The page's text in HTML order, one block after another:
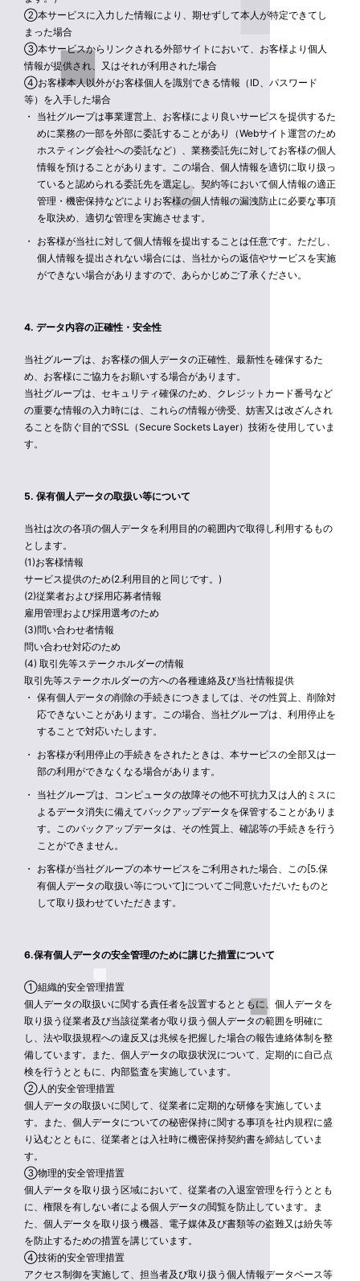
②本サービスに入力した情報により、期せずして本人が特定できてし
まった場合
③本サービスからリンクされる外部サイトにおいて、お客様より個人
情報が提供され、又はそれが利用された場合
④お客様本人以外がお客様個人を識別できる情報（ID、パスワード
等）を入手した場合
当社グループは事業運営上、お客様により良いサービスを提供するた
めに業務の一部を外部に委託することがあり（Webサイト運営のため
ホスティング会社への委託など）、業務委託先に対してお客様の個人
情報を預けることがあります。この場合、個人情報を適切に取り扱っ
ていると認められる委託先を選定し、契約等において個人情報の適正
管理・機密保持などによりお客様の個人情報の漏洩防止に必要な事項
を取決め、適切な管理を実施させます。
お客様が当社に対して個人情報を提出することは任意です。ただし、
個人情報を提出されない場合には、当社からの返信やサービスを実施
ができない場合がありますので、あらかじめご了承ください。
4. データ内容の正確性・安全性
当社グループは、お客様の個人データの正確性、最新性を確保するた
め、お客様にご協力をお願いする場合があります。
当社グループは、セキュリティ確保のため、クレジットカード番号など
の重要な情報の入力時には、これらの情報が傍受、妨害又は改ざんされ
ることを防ぐ目的でSSL（Secure Sockets Layer）技術を使用していま
す。
5. 保有個人データの取扱い等について
当社は次の各項の個人データを利用目的の範囲内で取得し利用するもの
とします。
(1)お客様情報
サービス提供のため(2.利用目的と同じです。)
(2)従業者および採用応募者情報
雇用管理および採用選考のため
(3)問い合わせ者情報
問い合わせ対応のため
(4) 取引先等ステークホルダーの情報
取引先等ステークホルダーの方への各種連絡及び当社情報提供
保有個人データの削除の手続きにつきましては、その性質上、削除対
応できないことがあります。この場合、当社グループは、利用停止を
することで対応いたします。
お客様が利用停止の手続きをされたときは、本サービスの全部又は一
部の利用ができなくなる場合があります。
当社グループは、コンピュータの故障その他不可抗力又は人的ミスに
よるデータ消失に備えてバックアップデータを保管することがありま
す。このバックアップデータは、その性質上、確認等の手続きを行う
ことができません。
お客様が当社グループの本サービスをご利用された場合、この[5.保
有個人データの取扱い等について]についてご同意いただいたものと
して取り扱わせていただきます。
6.保有個人データの安全管理のために講じた措置について
①組織的安全管理措置
個人データの取扱いに関する責任者を設置するとともに、個人データを
取り扱う従業者及び当該従業者が取り扱う個人データの範囲を明確に
し、法や取扱規程への違反又は兆候を把握した場合の報告連絡体制を整
備しています。また、個人データの取扱状況について、定期的に自己点
検を行うとともに、内部監査を実施しています。
②人的安全管理措置
個人データの取扱いに関して、従業者に定期的な研修を実施していま
す。また、個人データについての秘密保持に関する事項を社内規程に盛
り込むとともに、従業者とは入社時に機密保持契約書を締結していま
す。
③物理的安全管理措置
個人データを取り扱う区域において、従業者の入退室管理を行うととも
に、権限を有しない者による個人データの閲覧を防止しています。ま
た、個人データを取り扱う機器、電子媒体及び書類等の盗難又は紛失等
を防止するための措置を講じています。
④技術的安全管理措置
アクセス制御を実施して、担当者及び取り扱う個人情報データベース等